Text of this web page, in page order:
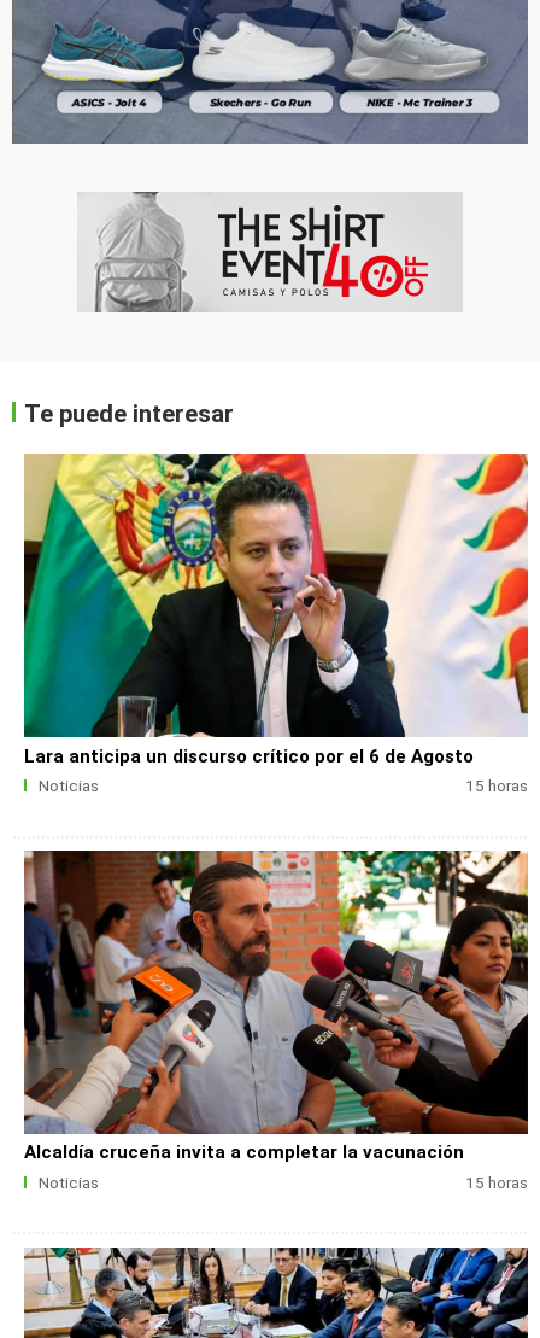
Te puede interesar
Lara anticipa un discurso crítico por el 6 de Agosto
Noticias 15 horas
Alcaldía cruceña invita a completar la vacunación
Noticias 15 horas